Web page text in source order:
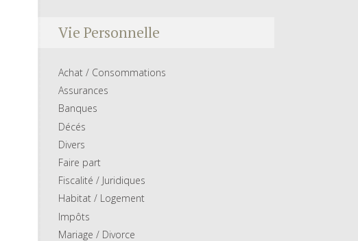
Vie Personnelle
Achat / Consommations
Assurances
Banques
Décés
Divers
Faire part
Fiscalité / Juridiques
Habitat / Logement
Impôts
Mariage / Divorce